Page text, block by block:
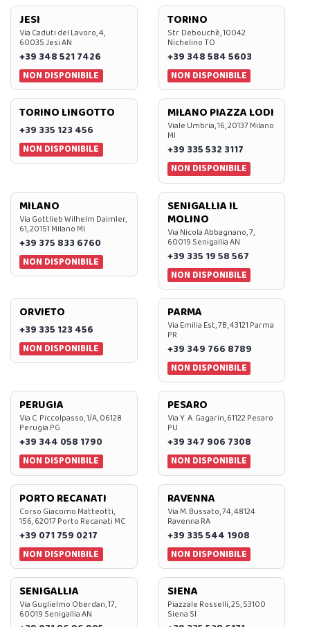
JESI
Via Caduti del Lavoro, 4,
60035 Jesi AN
+39 348 521 7426
NON DISPONIBILE
TORINO
Str. Debouchè, 10042
Nichelino TO
+39 348 584 5603
NON DISPONIBILE
TORINO LINGOTTO
+39 335 123 456
NON DISPONIBILE
MILANO PIAZZA LODI
Viale Umbria, 16, 20137 Milano
MI
+39 335 532 3117
NON DISPONIBILE
MILANO
Via Gottlieb Wilhelm Daimler,
61, 20151 Milano MI
+39 375 833 6760
NON DISPONIBILE
SENIGALLIA IL
MOLINO
Via Nicola Abbagnano, 7,
60019 Senigallia AN
+39 335 19 58 567
NON DISPONIBILE
ORVIETO
+39 335 123 456
NON DISPONIBILE
PARMA
Via Emilia Est, 7B, 43121 Parma
PR
+39 349 766 8789
NON DISPONIBILE
PERUGIA
Via C. Piccolpasso, 1/A, 06128
Perugia PG
+39 344 058 1790
NON DISPONIBILE
PESARO
Via Y. A. Gagarin, 61122 Pesaro
PU
+39 347 906 7308
NON DISPONIBILE
PORTO RECANATI
Corso Giacomo Matteotti,
156, 62017 Porto Recanati MC
+39 071 759 0217
NON DISPONIBILE
RAVENNA
Via M. Bussato, 74, 48124
Ravenna RA
+39 335 544 1908
NON DISPONIBILE
SENIGALLIA
Via Guglielmo Oberdan, 17,
60019 Senigallia AN
SIENA
Piazzale Rosselli, 25, 53100
Siena SI